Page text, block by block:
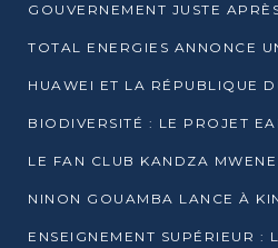
GOUVERNEMENT JUSTE